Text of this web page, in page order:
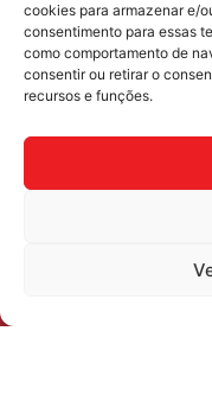
cookies para armazenar e/
consentimento para essas
como comportamento de
consentir ou retirar o
recursos e funções.
Institucional
Home
A Resi